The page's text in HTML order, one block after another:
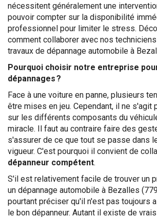
nécessitent généralement une
pouvoir compter sur la disponibilité
professionnel pour limiter le stress.
comment collaborer avec nos
travaux de dépannage automobile à
Pourquoi choisir notre entreprise
dépannages ?
Face à une voiture en panne, plusieurs
être mises en jeu. Cependant, il ne s'agit
sur les différents composants du
miracle. Il faut au contraire faire des
s'assurer de ce que tout se passe dans
vigueur. C'est pourquoi il convient de
dépanneur compétent.
S'il est relativement facile de trouver un
un dépannage automobile à Bezalles
pourtant préciser qu'il n'est pas toujours
le bon dépanneur. Autant il existe de